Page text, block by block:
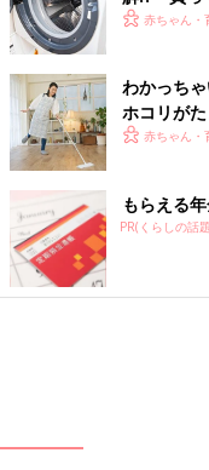
家に聞く
赤ちゃん・
わかっち
ホコリがた
赤ちゃん・
もらえる
PR(くらしの話